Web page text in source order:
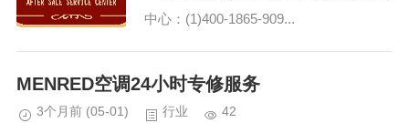
中心：(1)400-1865-909...
MENRED空调24小时专修服务
3个月前 (05-01) 行业 42